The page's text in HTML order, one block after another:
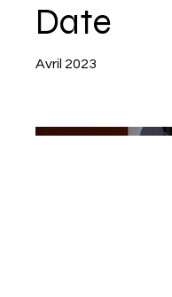
Date
Avril 2023